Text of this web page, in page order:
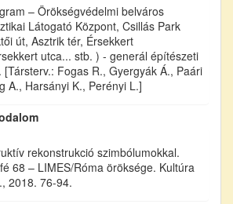
– Örökségvédelmi belváros
Látogató Központ, Csillás Park
út, Asztrik tér, Érsekkert
utca... stb. ) - generál építészeti
Fogas R., Gyergyák Á., Paári
A., Harsányi K., Perényi L.]
rekonstrukció szimbólumokkal.
68 – LIMES/Róma öröksége. Kultúra
2018. 76-94.